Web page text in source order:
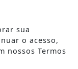
sua
o acesso,
nossos Termos